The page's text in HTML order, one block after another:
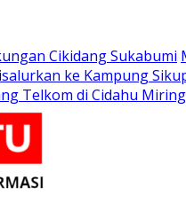
Cikidang Sukabumi
ke Kampung
Telkom di Cidahu